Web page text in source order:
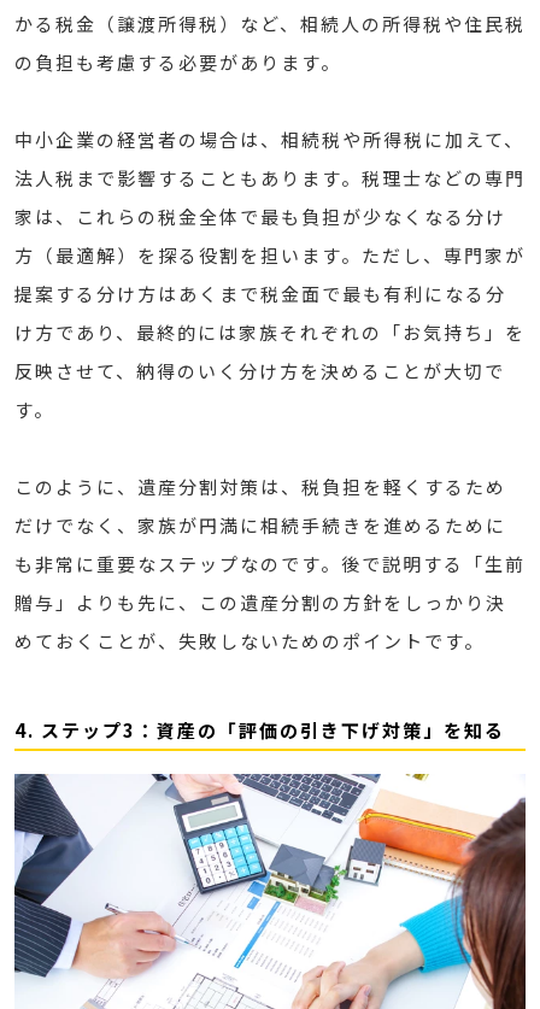
かる税金（譲渡所得税）など、相続人の所得税や住民税
の負担も考慮する必要があります。
中小企業の経営者の場合は、相続税や所得税に加えて、
法人税まで影響することもあります。税理士などの専門
家は、これらの税金全体で最も負担が少なくなる分け
方（最適解）を探る役割を担います。ただし、専門家が
提案する分け方はあくまで税金面で最も有利になる分
け方であり、最終的には家族それぞれの「お気持ち」を
反映させて、納得のいく分け方を決めることが大切で
す。
このように、遺産分割対策は、税負担を軽くするため
だけでなく、家族が円満に相続手続きを進めるために
も非常に重要なステップなのです。後で説明する「生前
贈与」よりも先に、この遺産分割の方針をしっかり決
めておくことが、失敗しないためのポイントです。
4. ステップ3：資産の「評価の引き下げ対策」を知る